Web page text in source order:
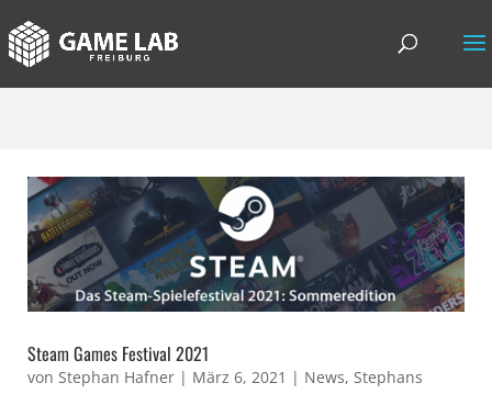
Steam Games Festival 2021
von Stephan Hafner | März 6, 2021 | News, Stephans